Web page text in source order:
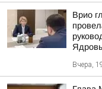
Врио
Вчера,